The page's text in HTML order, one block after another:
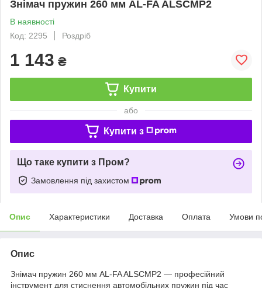
Знімач пружин 260 мм AL-FA ALSCMP2
В наявності
Код: 2295
Роздріб
1 143 ₴
Купити
або
Купити з
Що таке купити з Пром?
Замовлення під захистом
Опис Характеристики Доставка Оплата Умови
Опис
Знімач пружин 260 мм AL-FA ALSCMP2 — професійний
інструмент для стиснення автомобільних пружин під час